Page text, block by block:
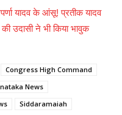
यादव के आंसू! प्रतीक यादव
उदासी ने भी किया भावुक
Congress High Command
News
Siddaramaiah